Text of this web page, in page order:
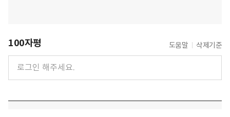
100자평 도움말 삭제기준